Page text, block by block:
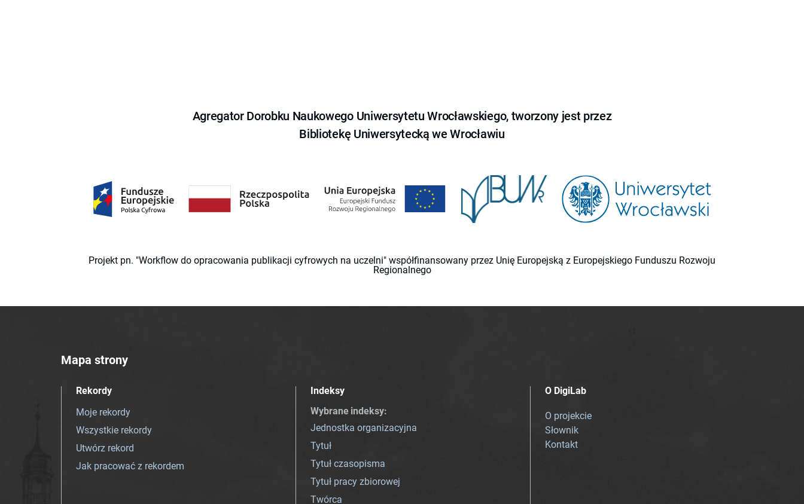
Agregator Dorobku Naukowego Uniwersytetu Wrocławskiego, tworzony jest przez
Bibliotekę Uniwersytecką we Wrocławiu
Projekt pn. "Workflow do opracowania publikacji cyfrowych na uczelni" współfinansowany przez Unię Europejską z Europejskiego Funduszu Rozwoju
Regionalnego
Mapa strony
Rekordy
Moje rekordy
Wszystkie rekordy
Utwórz rekord
Jak pracować z rekordem
Indeksy
Wybrane indeksy:
Jednostka organizacyjna
Tytuł
Tytuł czasopisma
Tytuł pracy zbiorowej
Twórca
O DigiLab
O projekcie
Słownik
Kontakt